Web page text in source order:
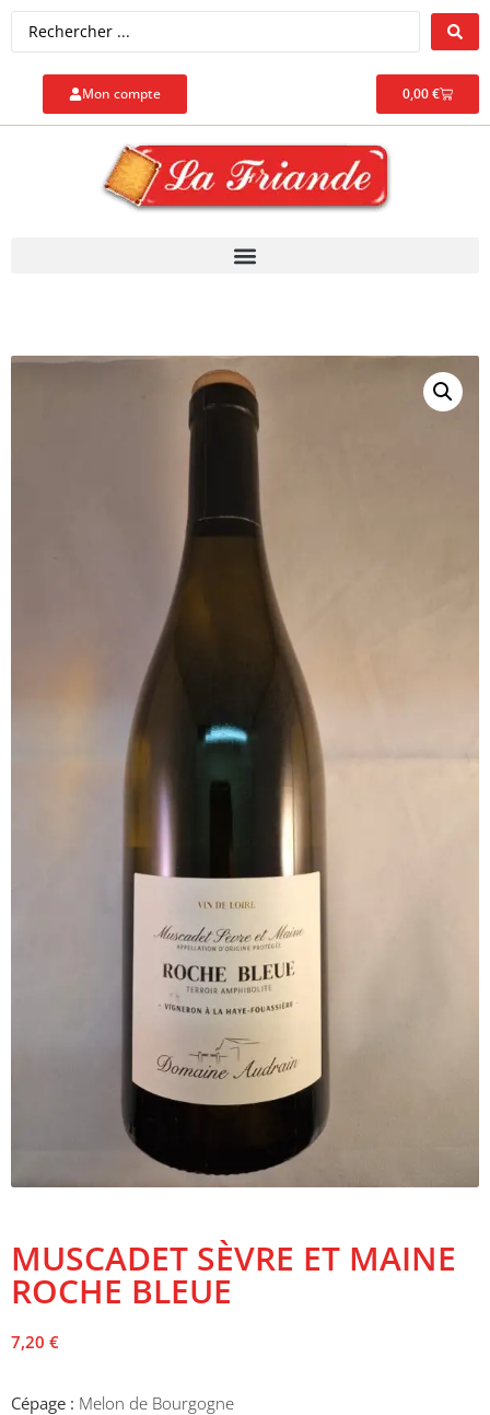
Mon compte 0,00€
MUSCADET SÈVRE ET MAINE
ROCHE BLEUE
7,20 €
Cépage : Melon de Bourgogne